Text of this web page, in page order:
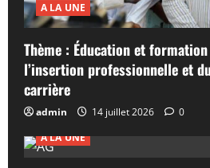
A LA UNE
Thème : Éducation et
l’insertion professionnelle et
carrière
admin 14 juillet 2026
0
A LA UNE